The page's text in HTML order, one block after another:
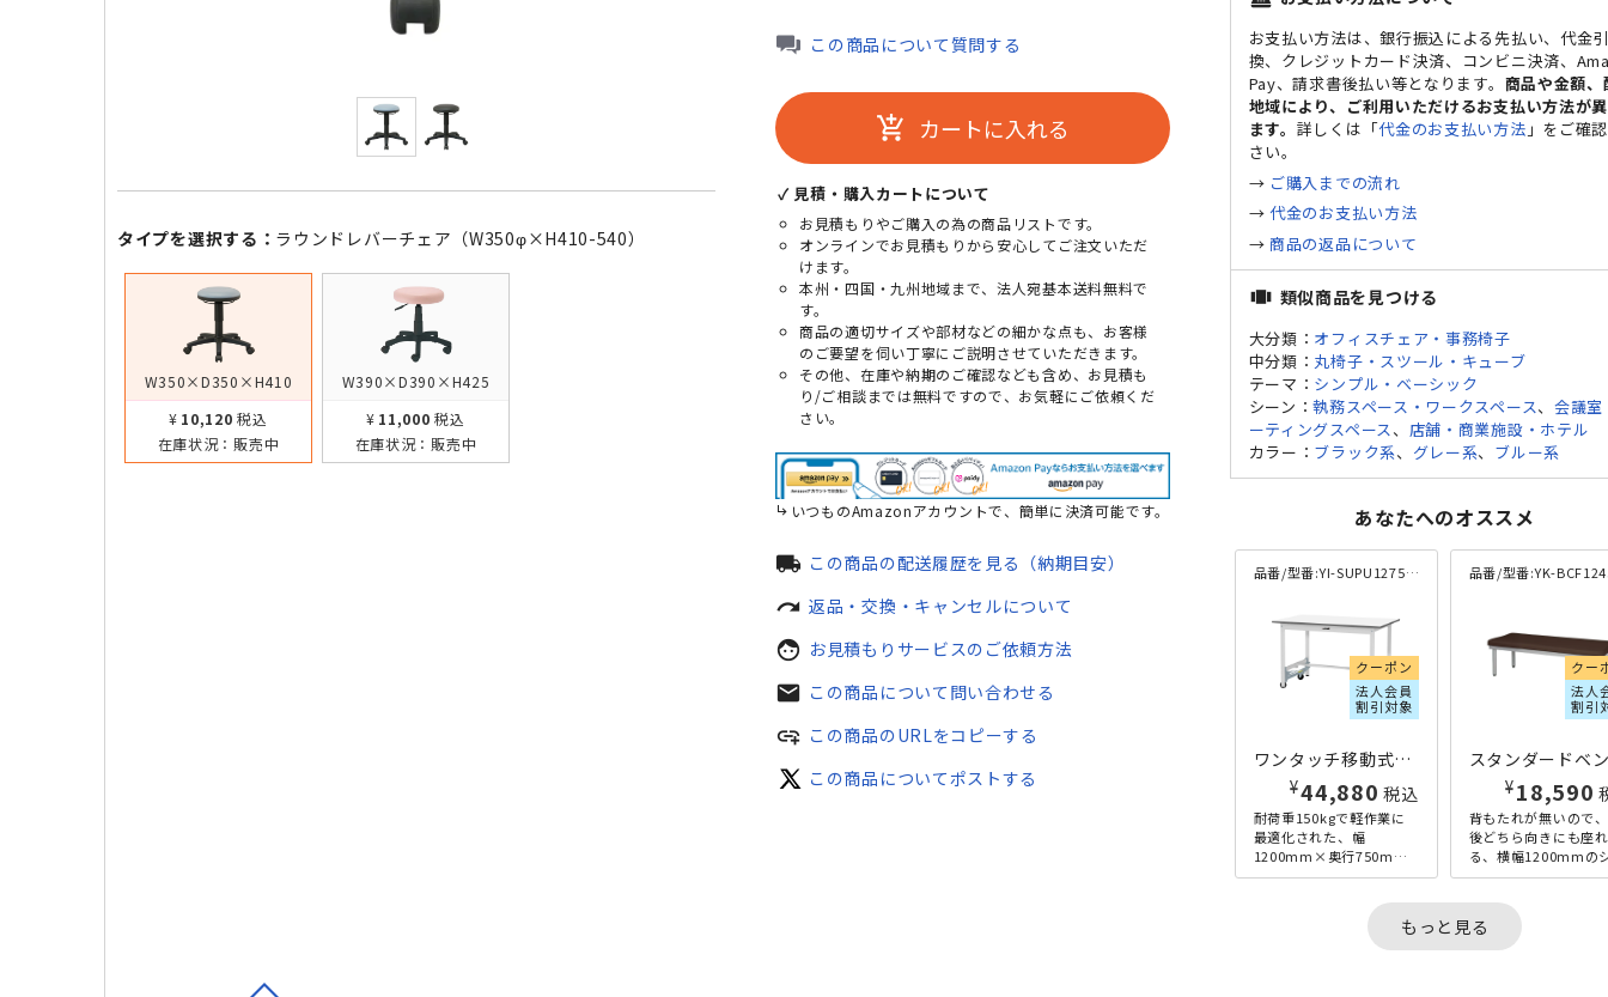
タイプを選択する： ラウンドレバーチェア（W350φ×H410-540）
W350×D350×H410
¥10,120 税込
在庫状況： 販売中
W390×D390×H425
¥11,000 税込
在庫状況： 販売中
この商品について質問する
add_shopping_cart カートに入れる
✓ 見積・購入カートについて
お見積もりやご購入の為の商品リストです。
オンラインでお見積もりから安心してご注文いただ
けます。
本州・四国・九州地域まで、法人宛基本送料無料で
す。
商品の適切サイズや部材などの細かな点も、お客様
のご要望を伺い丁寧にご説明させていただきます。
その他、在庫や納期のご確認なども含め、お見積も
り/ご相談までは無料ですので、お気軽にご依頼くだ
さい。
いつものAmazonアカウントで、簡単に決済可能です。
local_shipping この商品の配送履歴を見る（納期目安）
redo 返品・交換・キャンセルについて
face お見積もりサービスのご依頼方法
mail この商品について問い合わせる
add_link この商品のURLをコピーする
この商品についてポストする
お支払い方法は、銀行振込による先払い、代金
換、クレジットカード決済、コンビニ決済、
Pay、請求書後払い等となります。 商品や金額、
地域により、ご利用いただけるお支払い方法が
ます。 詳しくは「代金のお支払い方法 」をご確
さい。
→ ご購入までの流れ
→代金のお支払い方法
→ 商品の返品について
view_carousel 類似商品を見つける
大分類： オフィスチェア・事務椅子
中分類： 丸椅子・スツール・キューブ
テーマ： シンプル・ベーシック
シーン：執務スペース・ワークスペース、 会議室
ーティングスペース、 店舗・商業施設・ホテル
カラー： ブラック系、 グレー系、 ブルー系
あなたへのオススメ
品番/型番:YI-SUPU1275-WW
クーポン
法人会員
割引対象
ワンタッチ移動式ワークテーブル W1200×D750×H740 ホワイト
¥44,880 税込
耐荷重150kgで軽作業に
最適化された、幅
1200mm×奥行750mm
のワンタッチ移動式ワー
740mmと、座り作業にち
品番/型番:YK-BCF1245-
クー
法人
割引
¥18,590
背もたれが無いので
後どちら向きにも座れ
る、横幅1200mmの
プルなスタンダード
に合わせて、豊富な4
中か...
もっと見る